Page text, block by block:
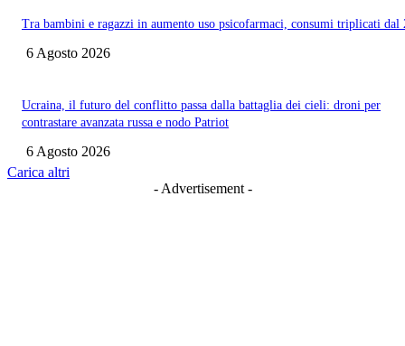
Tra bambini e ragazzi in aumento uso psicofarmaci, consumi triplicati dal
6 Agosto 2026
Ucraina, il futuro del conflitto passa dalla battaglia dei cieli: droni per
contrastare avanzata russa e nodo Patriot
6 Agosto 2026
Carica altri
- Advertisement -